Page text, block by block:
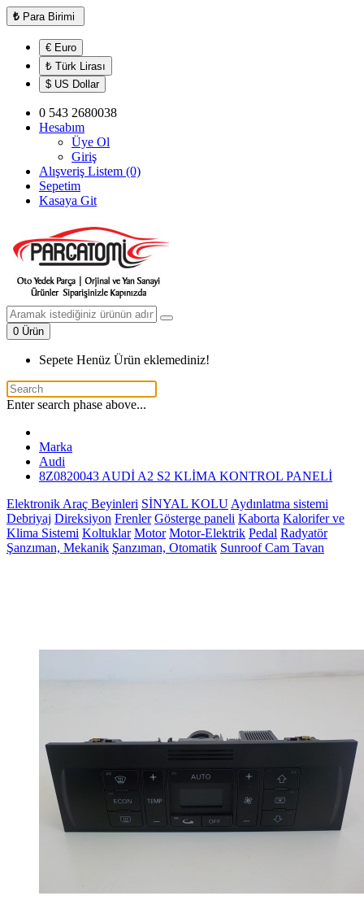
₺ Para Birimi
€ Euro
₺ Türk Lirası
$ US Dollar
0 543 2680038
Hesabım
Üye Ol
Giriş
Alışveriş Listem (0)
Sepetim
Kasaya Git
0 Ürün
Sepete Henüz Ürün eklemediniz!
Enter search phase above...
Marka
Audi
8Z0820043 AUDİ A2 S2 KLİMA KONTROL PANELİ
Elektronik Araç Beyinleri SİNYAL KOLU Aydınlatma sistemi
Debriyaj Direksiyon Frenler Gösterge paneli Kaborta Kalorifer ve
Klima Sistemi Koltuklar Motor Motor-Elektrik Pedal Radyatör
Şanzıman, Mekanik Şanzıman, Otomatik Sunroof Cam Tavan